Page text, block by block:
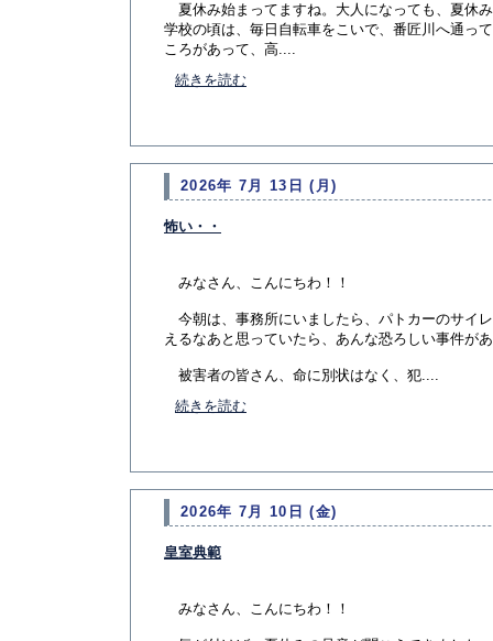
夏休み始まってますね。大人になっても、夏休
学校の頃は、毎日自転車をこいで、番匠川へ通っ
ころがあって、高....
続きを読む
2026年 7月 13日 (月)
怖い・・
みなさん、こんにちわ！！
今朝は、事務所にいましたら、パトカーのサイ
えるなあと思っていたら、あんな恐ろしい事件が
被害者の皆さん、命に別状はなく、犯....
続きを読む
2026年 7月 10日 (金)
皇室典範
みなさん、こんにちわ！！